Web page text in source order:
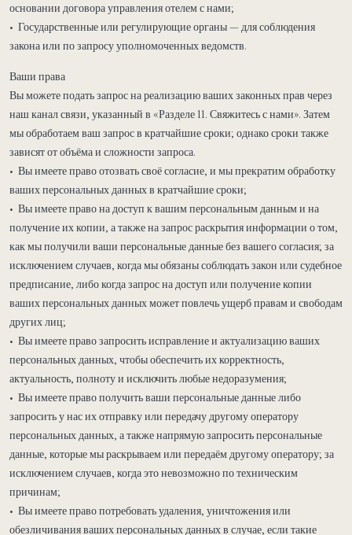
основании договора управления отелем с нами;
• Государственные или регулирующие органы — для соблюдения
закона или по запросу уполномоченных ведомств.
Ваши права
Вы можете подать запрос на реализацию ваших законных прав через
наш канал связи, указанный в «Разделе 11. Свяжитесь с нами». Затем
мы обработаем ваш запрос в кратчайшие сроки; однако сроки также
зависят от объёма и сложности запроса.
• Вы имеете право отозвать своё согласие, и мы прекратим обработку
ваших персональных данных в кратчайшие сроки;
• Вы имеете право на доступ к вашим персональным данным и на
получение их копии, а также на запрос раскрытия информации о том,
как мы получили ваши персональные данные без вашего согласия; за
исключением случаев, когда мы обязаны соблюдать закон или судебное
предписание, либо когда запрос на доступ или получение копии
ваших персональных данных может повлечь ущерб правам и свободам
других лиц;
• Вы имеете право запросить исправление и актуализацию ваших
персональных данных, чтобы обеспечить их корректность,
актуальность, полноту и исключить любые недоразумения;
• Вы имеете право получить ваши персональные данные либо
запросить у нас их отправку или передачу другому оператору
персональных данных, а также напрямую запросить персональные
данные, которые мы раскрываем или передаём другому оператору; за
исключением случаев, когда это невозможно по техническим
причинам;
• Вы имеете право потребовать удаления, уничтожения или
обезличивания ваших персональных данных в случае, если такие